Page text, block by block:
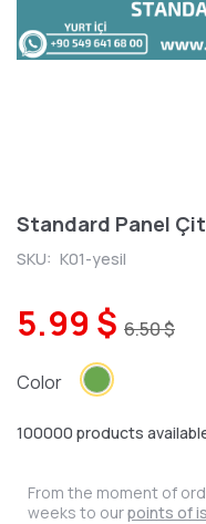
Standard Panel Çit
SKU: K01-yesil
5.99 $ 6.50 $
Color
100000 products
From the moment of
weeks to ourpoints of